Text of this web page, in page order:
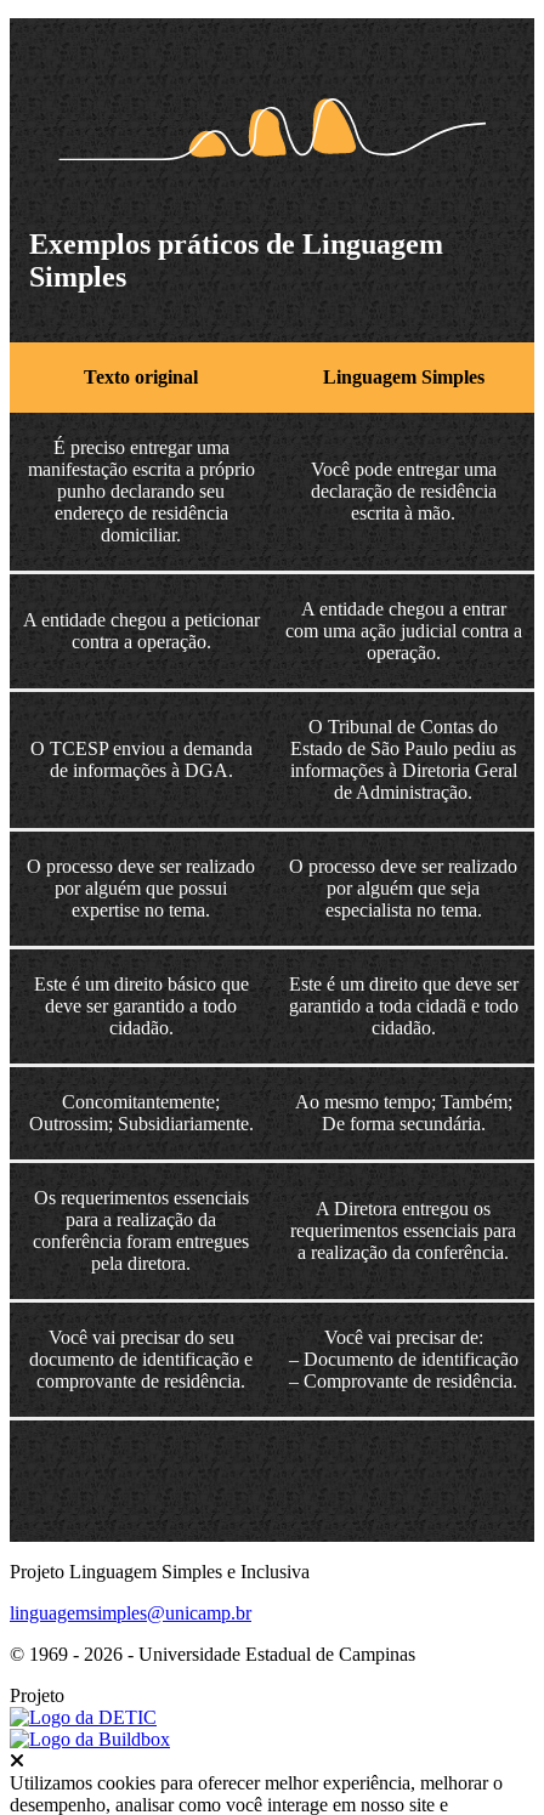
Exemplos práticos de Linguagem
Simples
Texto original Linguagem Simples
É preciso entregar uma
manifestação escrita a próprio
punho declarando seu
endereço de residência
domiciliar.
Você pode entregar uma
declaração de residência
escrita à mão.
A entidade chegou a peticionar
contra a operação.
A entidade chegou a entrar
com uma ação judicial contra a
operação.
O TCESP enviou a demanda
de informações à DGA.
O Tribunal de Contas do
Estado de São Paulo pediu as
informações à Diretoria Geral
de Administração.
O processo deve ser realizado
por alguém que possui
expertise no tema.
O processo deve ser realizado
por alguém que seja
especialista no tema.
Este é um direito básico que
deve ser garantido a todo
cidadão.
Este é um direito que deve ser
garantido a toda cidadã e todo
cidadão.
Concomitantemente;
Outrossim; Subsidiariamente.
Ao mesmo tempo; Também;
De forma secundária.
Os requerimentos essenciais
para a realização da
conferência foram entregues
pela diretora.
A Diretora entregou os
requerimentos essenciais para
a realização da conferência.
Você vai precisar do seu
documento de identificação e
comprovante de residência.
Você vai precisar de:
– Documento de identificação
– Comprovante de residência.
Projeto Linguagem Simples e Inclusiva
linguagemsimples@unicamp.br
© 1969 - 2026 - Universidade Estadual de Campinas
Projeto
Utilizamos cookies para oferecer melhor experiência, melhorar o
desempenho, analisar como você interage em nosso site e